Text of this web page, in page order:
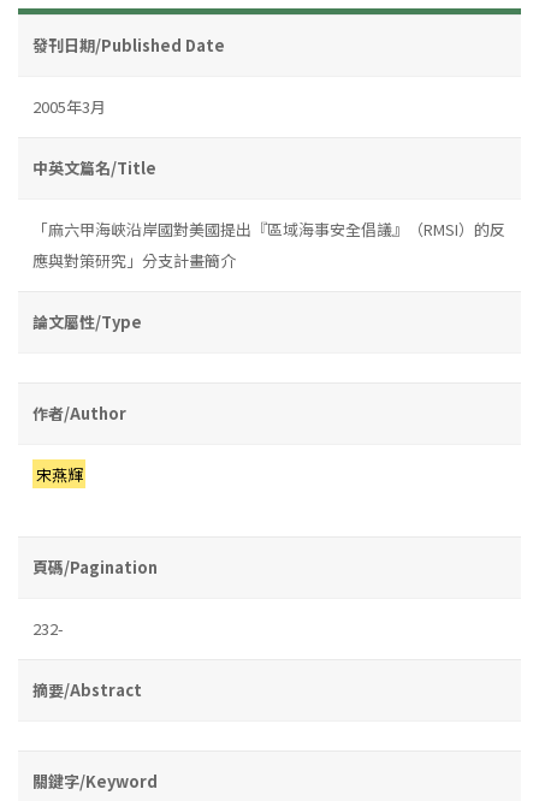
發刊日期/Published Date
2005年3月
中英文篇名/Title
「麻六甲海峽沿岸國對美國提出『區域海事安全倡議』（RMSI）的反
應與對策研究」分支計畫簡介
論文屬性/Type
作者/Author
宋燕輝
頁碼/Pagination
232-
摘要/Abstract
關鍵字/Keyword